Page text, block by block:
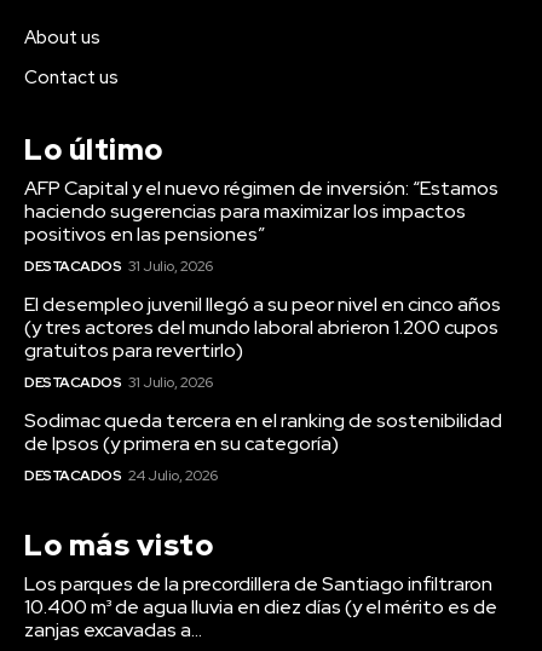
About us
Contact us
Lo último
AFP Capital y el nuevo régimen de inversión: “Estamos
haciendo sugerencias para maximizar los impactos
positivos en las pensiones”
DESTACADOS 31 Julio, 2026
El desempleo juvenil llegó a su peor nivel en cinco años
(y tres actores del mundo laboral abrieron 1.200 cupos
gratuitos para revertirlo)
DESTACADOS 31 Julio, 2026
Sodimac queda tercera en el ranking de sostenibilidad
de Ipsos (y primera en su categoría)
DESTACADOS 24 Julio, 2026
Lo más visto
Los parques de la precordillera de Santiago infiltraron
10.400 m³ de agua lluvia en diez días (y el mérito es de
zanjas excavadas a...